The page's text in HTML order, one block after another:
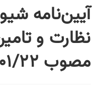
آیین‌نامه
نظارت و
مصوب 1395/01/22